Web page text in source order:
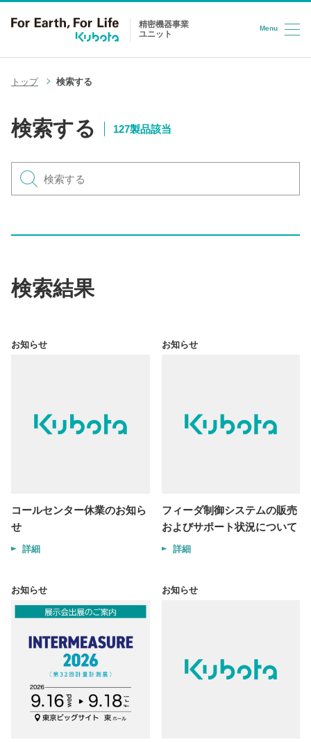
コンテンツへスキップ
精密機器事業
ユニット
Menu
トップ 検索する
検索する 127製品該当
検索結果
お知らせ
コールセンター休業のお知ら
せ
詳細
お知らせ
フィーダ制御システムの販売
およびサポート状況について
詳細
お知らせ お知らせ